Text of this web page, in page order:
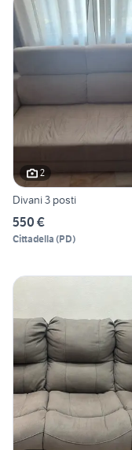
2
Divani 3 posti
550 €
Cittadella (PD)